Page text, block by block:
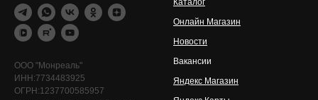
ООО "Монреаль"
ИНН:7734483925
ОГРН:1237700585957
Каталог
Онлайн Магазин
Новости
Вакансии
Яндекс Магазин